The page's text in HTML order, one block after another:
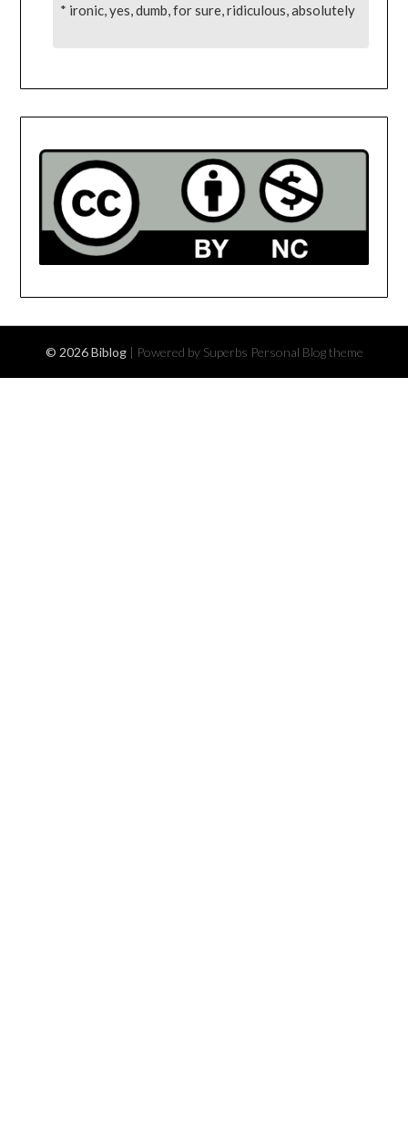
* ironic, yes, dumb, for sure, ridiculous, absolutely
© 2026 Biblog | Powered by Superbs Personal Blog theme